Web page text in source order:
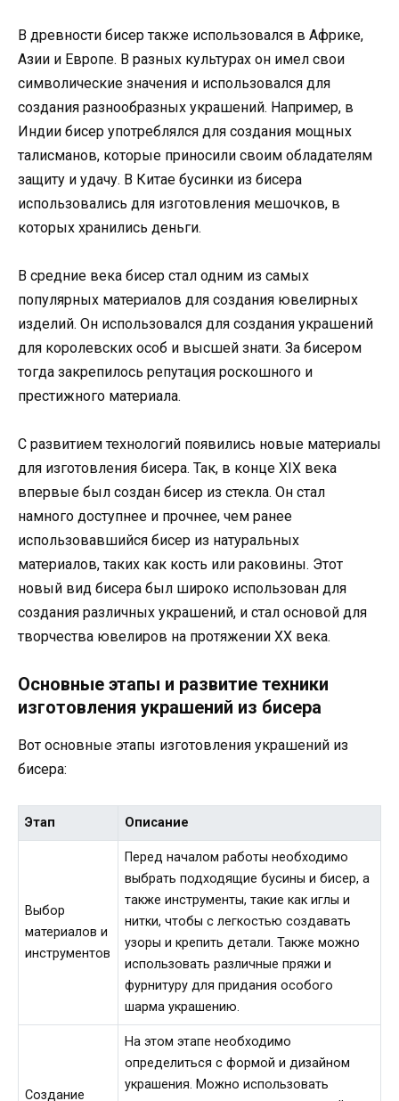
В древности бисер также использовался в Африке,
Азии и Европе. В разных культурах он имел свои
символические значения и использовался для
создания разнообразных украшений. Например, в
Индии бисер употреблялся для создания мощных
талисманов, которые приносили своим обладателям
защиту и удачу. В Китае бусинки из бисера
использовались для изготовления мешочков, в
которых хранились деньги.
В средние века бисер стал одним из самых
популярных материалов для создания ювелирных
изделий. Он использовался для создания украшений
для королевских особ и высшей знати. За бисером
тогда закрепилось репутация роскошного и
престижного материала.
С развитием технологий появились новые материалы
для изготовления бисера. Так, в конце XIX века
впервые был создан бисер из стекла. Он стал
намного доступнее и прочнее, чем ранее
использовавшийся бисер из натуральных
материалов, таких как кость или раковины. Этот
новый вид бисера был широко использован для
создания различных украшений, и стал основой для
творчества ювелиров на протяжении ХХ века.
Основные этапы и развитие техники
изготовления украшений из бисера
Вот основные этапы изготовления украшений из
бисера:
Этап Описание
Выбор
материалов и
инструментов
Перед началом работы необходимо
выбрать подходящие бусины и бисер, а
также инструменты, такие как иглы и
нитки, чтобы с легкостью создавать
узоры и крепить детали. Также можно
использовать различные пряжи и
фурнитуру для придания особого
шарма украшению.
Создание
На этом этапе необходимо
определиться с формой и дизайном
украшения. Можно использовать